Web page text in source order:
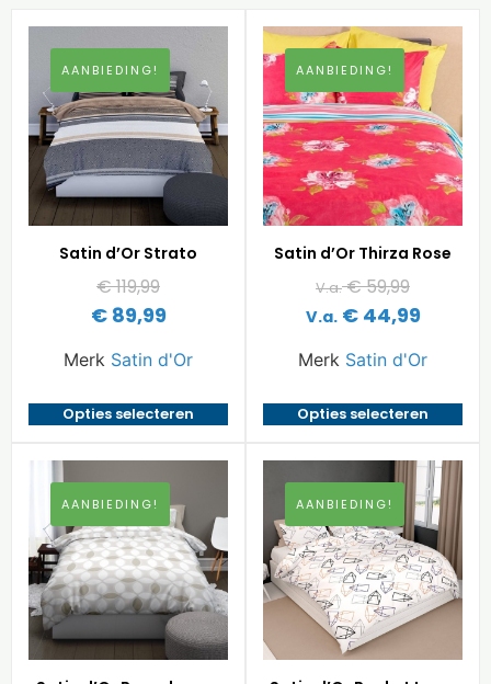
AANBIEDING!
Satin d’Or Strato
€119,99
€89,99
Merk Satin d'Or
Opties selecteren
AANBIEDING!
Satin d’Or Thirza Rose
V.a. €59,99
V.a. €44,99
Merk Satin d'Or
Opties selecteren
AANBIEDING! AANBIEDING!